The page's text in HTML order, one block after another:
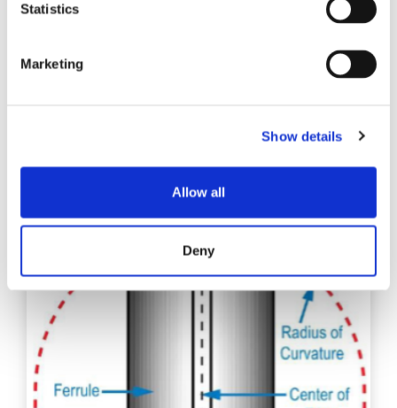
Statistics
Marketing
Show details
Allow all
Deny
要な資源である。ITセキュリティへの投資は増加
しており、クラウドを採用する企業も増えてい